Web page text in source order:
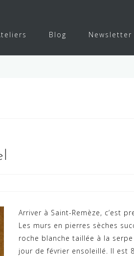
Blog Newsletter
Arriver à Saint-Remèze, c’est
Les murs en pierres sèches
roche blanche taillée à la
jour de février ensoleillé. Il est